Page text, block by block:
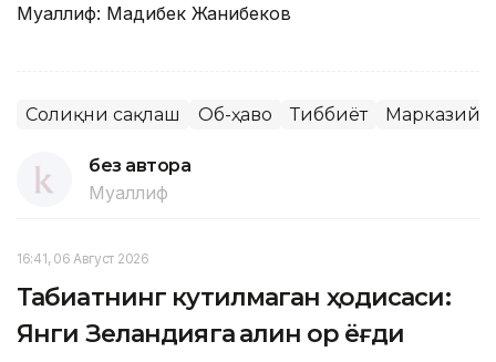
Муаллиф: Мадибек Жанибеков
Соғлиқни сақлаш Об-ҳаво Тиббиёт Марказий
без автора
Муаллиф
16:41, 06 Август 2026
Табиатнинг кутилмаган ҳодисаси:
Янги Зеландияга қалин қор ёғди